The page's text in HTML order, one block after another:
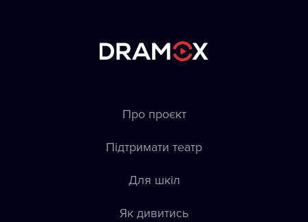
Про проєкт
Підтримати театр
Для шкіл
Як дивитись